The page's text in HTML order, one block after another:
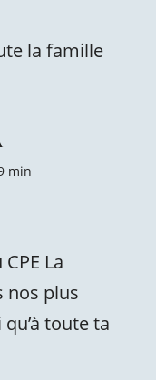
la famille
min
La
nos plus
toute ta